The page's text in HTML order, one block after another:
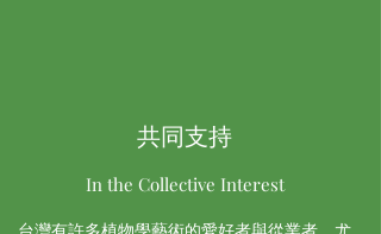
共同支持
In the Collective Interest